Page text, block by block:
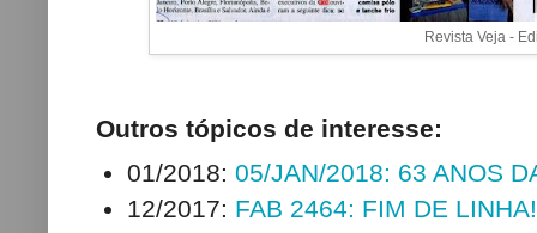
Revista Veja -
Outros tópicos de interesse:
01/2018: 05/JAN/2018: 63 ANOS
12/2017: FAB 2464: FIM DE LINHA!